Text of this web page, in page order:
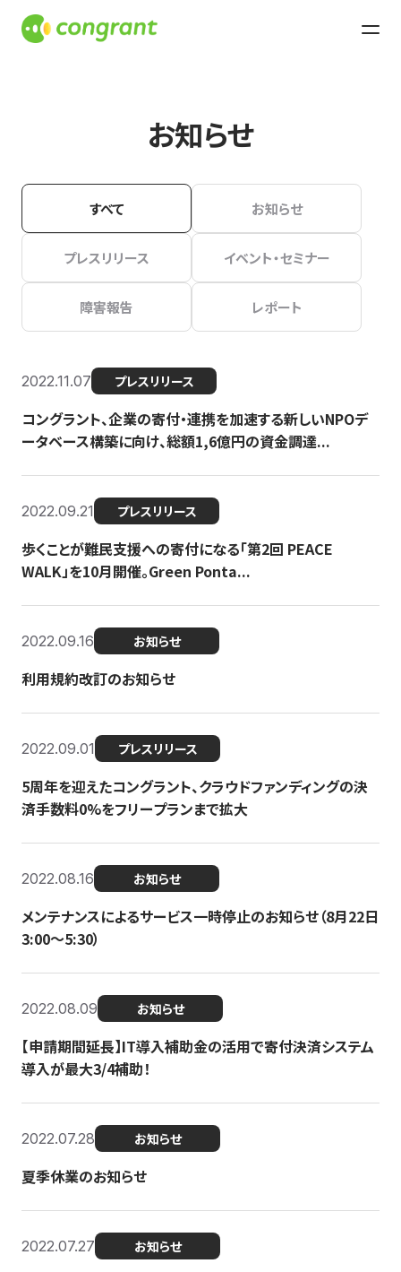
お知らせ
すべて お知らせ
プレスリリース イベント・セミナー
障害報告 レポート
2022.11.07 プレスリリース
コングラント、企業の寄付・連携を加速する新しいNPOデ
ータベース構築に向け、総額1,6億円の資金調達...
2022.09.21 プレスリリース
歩くことが難民支援への寄付になる「第2回 PEACE
WALK」を10月開催。Green Ponta...
2022.09.16 お知らせ
利用規約改訂のお知らせ
2022.09.01 プレスリリース
5周年を迎えたコングラント、クラウドファンディングの決
済手数料0%をフリープランまで拡大
2022.08.16 お知らせ
メンテナンスによるサービス一時停止のお知らせ（8月22日
3:00〜5:30）
2022.08.09 お知らせ
【申請期間延長】IT導入補助金の活用で寄付決済システム
導入が最大3/4補助！
2022.07.28 お知らせ
夏季休業のお知らせ
2022.07.27 お知らせ